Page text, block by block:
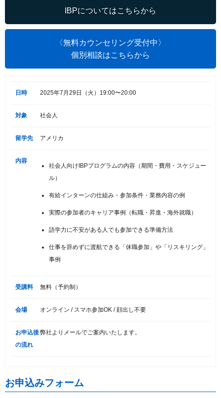
IBPについてはこちらから
〈無料カウンセリング受付中〉
個別相談はこちらから
日時 2025年7月29日（火）19:00〜20:00
対象 社会人
留学先 アメリカ
内容
社会人向けIBPプログラムの内容（期間・費用・スケジュー
ル）
有給インターンの仕組み・参加条件・業務内容の例
実際の参加者のキャリア事例（転職・昇進・海外就職）
語学力に不安がある人でも参加できる準備方法
仕事を辞めずに渡航できる「休職参加」や「リスキリング」
事例
受講料 無料（予約制）
会場 オンライン / スマホ参加OK / 顔出し不要
お申込後
の流れ
弊社よりメールでご案内いたします。
お申込みフォーム